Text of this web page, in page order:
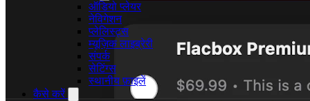
ऑडियो प्लेयर
नेविगेशन
प्लेलिस्ट्स
म्यूज़िक लाइब्रेरी
संपर्क
सेटिंग्स
स्थानीय फ़ाइलें
कैसे करें